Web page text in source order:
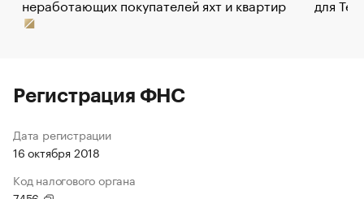
неработающих покупателей яхт и квартир
для
Регистрация ФНС
Дата регистрации
16 октября 2018
Код налогового органа